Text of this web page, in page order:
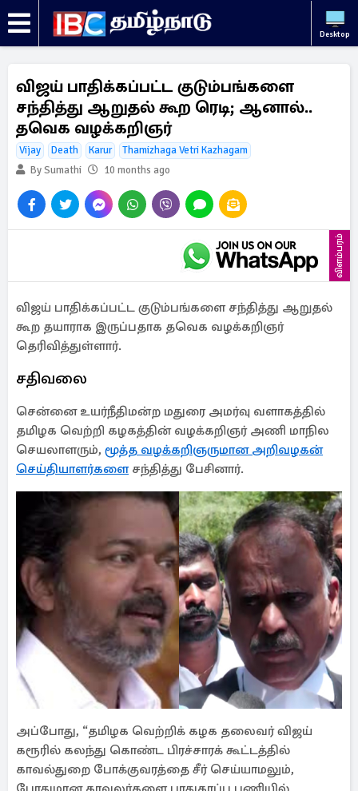
Desktop
விஜய் பாதிக்கப்பட்ட குடும்பங்களை
சந்தித்து ஆறுதல் கூற ரெடி; ஆனால்..
தவெக வழக்கறிஞர்
Vijay Death Karur
Thamizhaga Vetri Kazhagam
By Sumathi
10 months ago
விளம்பரம்
விஜய் பாதிக்கப்பட்ட குடும்பங்களை சந்தித்து ஆறுதல்
கூற தயாராக இருப்பதாக தவெக வழக்கறிஞர்
தெரிவித்துள்ளார்.
சதிவலை
சென்னை உயர்நீதிமன்ற மதுரை அமர்வு வளாகத்தில்
தமிழக வெற்றி கழகத்தின் வழக்கறிஞர் அணி மாநில
செயலாளரும், மூத்த வழக்கறிஞருமான அறிவழகன்
செய்தியாளர்களைசந்தித்து பேசினார்.
அப்போது, “தமிழக வெற்றிக் கழக தலைவர் விஜய்
கரூரில் கலந்து கொண்ட பிரச்சாரக் கூட்டத்தில்
காவல்துறை போக்குவரத்தை சீர் செய்யாமலும்,